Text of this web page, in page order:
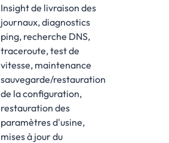
Insight de livraison des
journaux, diagnostics
ping, recherche DNS,
traceroute, test de
vitesse, maintenance
sauvegarde/restauration
de la configuration,
restauration des
paramètres d'usine,
mises à jour du